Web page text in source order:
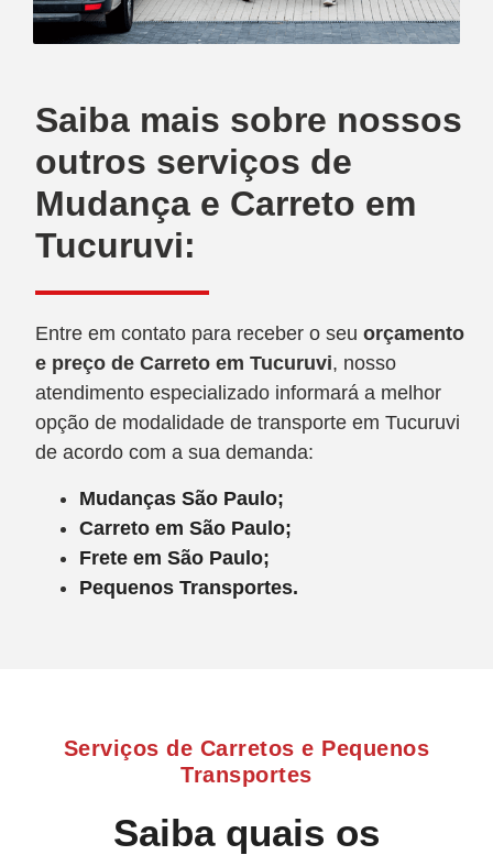
Saiba mais sobre nossos
outros serviços de
Mudança e Carreto em
Tucuruvi:
Entre em contato para receber o seu orçamento
e preço de Carreto em Tucuruvi, nosso
atendimento especializado informará a melhor
opção de modalidade de transporte em Tucuruvi
de acordo com a sua demanda:
Mudanças São Paulo;
Carreto em São Paulo;
Frete em São Paulo;
Pequenos Transportes.
Serviços de Carretos e Pequenos
Transportes
Saiba quais os